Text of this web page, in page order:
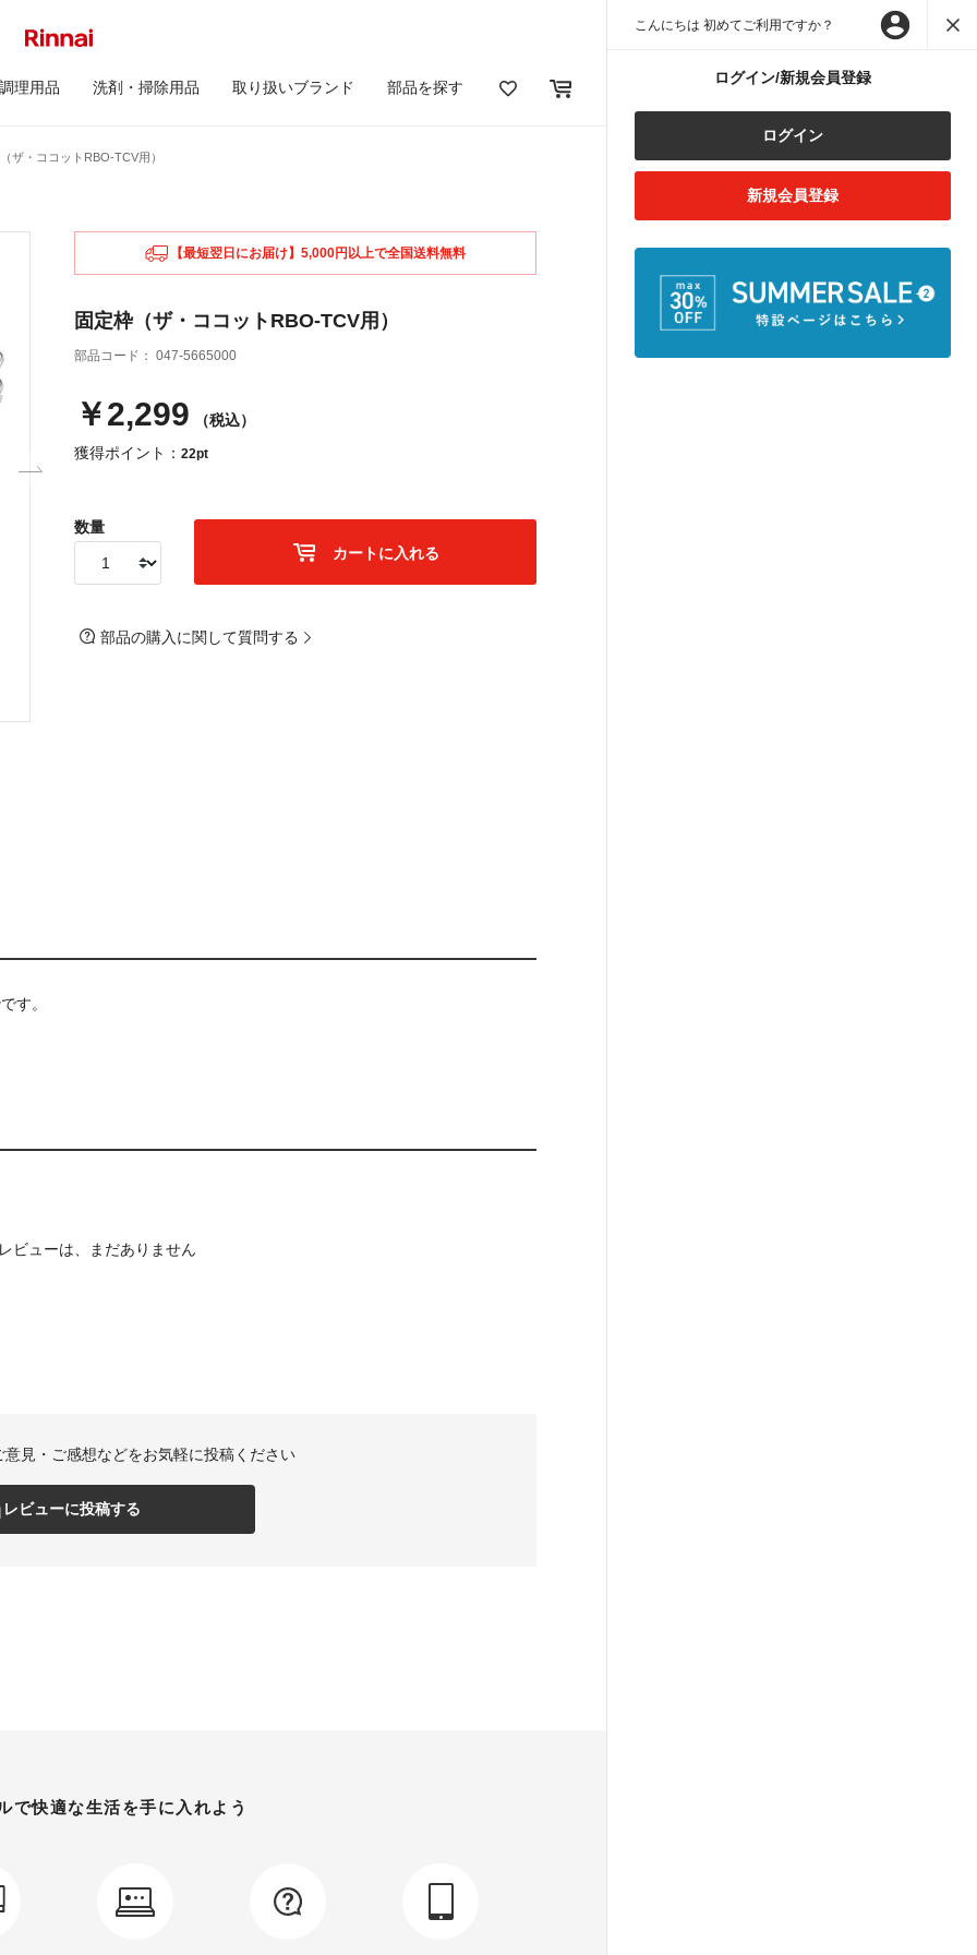
理用品 洗剤・掃除用品 取り扱いブランド 部品を探す
ザ・ココットRBO-TCV用）
【最短翌日にお届け】5,000円以上で全国送料無料
固定枠（ザ・ココットRBO-TCV用）
部品コード： 047-5665000
￥2,299 （税込）
獲得ポイント： 22pt
数量
カートに入れる
部品の購入に関して質問する
す。
ビューは、まだありません
見・ご感想などをお気軽に投稿ください
レビューに投稿する
で快適な生活を手に入れよう
こんにちは 初めてご利用ですか？
ログイン/新規会員登録
ログイン
新規会員登録